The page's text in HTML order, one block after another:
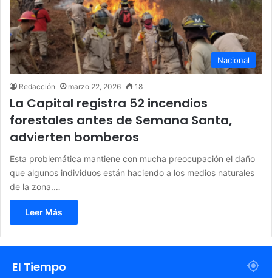
Nacional
Redacción marzo 22, 2026 18
La Capital registra 52 incendios
forestales antes de Semana Santa,
advierten bomberos
Esta problemática mantiene con mucha preocupación el daño
que algunos individuos están haciendo a los medios naturales
de la zona.…
Leer Más
El Tiempo